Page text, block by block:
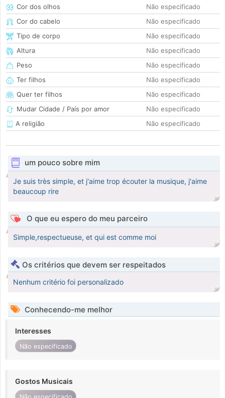
Cor dos olhos
Não especificado
Cor do cabelo
Não especificado
Tipo de corpo
Não especificado
Altura
Não especificado
Peso
Não especificado
Ter filhos
Não especificado
Quer ter filhos
Não especificado
Mudar Cidade / País por amor
Não especificado
A religião
Não especificado
um pouco sobre mim
Je suis très simple, et j'aime trop écouter la musique, j'aime
beaucoup rire
O que eu espero do meu parceiro
Simple,respectueuse, et qui est comme moi
Os critérios que devem ser respeitados
Nenhum critério foi personalizado
Conhecendo-me melhor
Interesses
Não especificado
Gostos Musicais